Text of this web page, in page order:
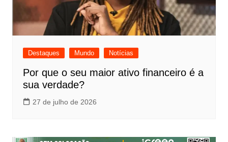
Destaques Mundo Notícias
Por que o seu maior ativo financeiro é a
sua verdade?
27 de julho de 2026